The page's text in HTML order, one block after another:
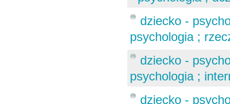
dziecko -
psychologia ;
dziecko -
psychologia ;
dziecko -